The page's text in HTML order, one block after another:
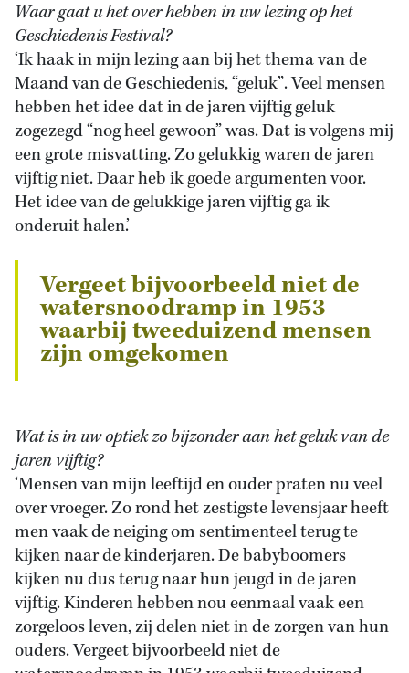
Waar gaat u het over hebben in uw lezing op het
Geschiedenis Festival?
‘Ik haak in mijn lezing aan bij het thema van de
Maand van de Geschiedenis, “geluk”. Veel mensen
hebben het idee dat in de jaren vijftig geluk
zogezegd “nog heel gewoon” was. Dat is volgens mij
een grote misvatting. Zo gelukkig waren de jaren
vijftig niet. Daar heb ik goede argumenten voor.
Het idee van de gelukkige jaren vijftig ga ik
onderuit halen.’
Vergeet bijvoorbeeld niet de
watersnoodramp in 1953
waarbij tweeduizend mensen
zijn omgekomen
Wat is in uw optiek zo bijzonder aan het geluk van de
jaren vijftig?
‘Mensen van mijn leeftijd en ouder praten nu veel
over vroeger. Zo rond het zestigste levensjaar heeft
men vaak de neiging om sentimenteel terug te
kijken naar de kinderjaren. De babyboomers
kijken nu dus terug naar hun jeugd in de jaren
vijftig. Kinderen hebben nou eenmaal vaak een
zorgeloos leven, zij delen niet in de zorgen van hun
ouders. Vergeet bijvoorbeeld niet de